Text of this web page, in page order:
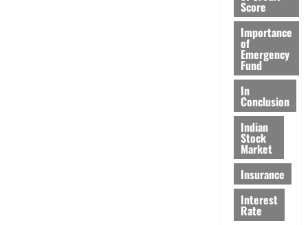
Score
Importance
of
Emergency
Fund
In
Conclusion
Indian
Stock
Market
Insurance
Interest
Rate